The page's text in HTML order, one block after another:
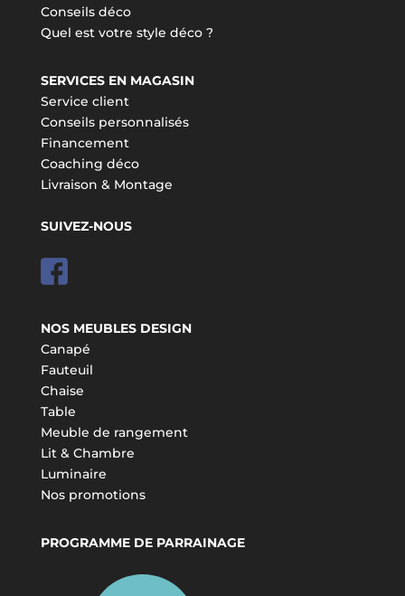
Conseils déco
Quel est votre style déco ?
SERVICES EN MAGASIN
Service client
Conseils personnalisés
Financement
Coaching déco
Livraison & Montage
SUIVEZ-NOUS
NOS MEUBLES DESIGN
Canapé
Fauteuil
Chaise
Table
Meuble de rangement
Lit & Chambre
Luminaire
Nos promotions
PROGRAMME DE PARRAINAGE